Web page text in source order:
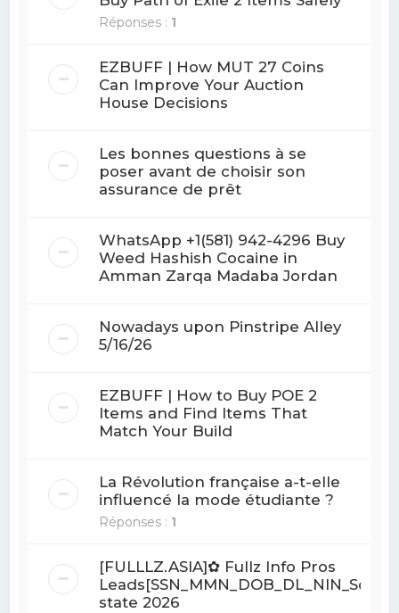
Réponses : 1
EZBUFF | How MUT 27 Coins
Can Improve Your Auction
House Decisions
Les bonnes questions à se
poser avant de choisir son
assurance de prêt
WhatsApp +1(581) 942-4296 Buy
Weed Hashish Cocaine in
Amman Zarqa Madaba Jordan
Nowadays upon Pinstripe Alley
5/16/26
EZBUFF | How to Buy POE 2
Items and Find Items That
Match Your Build
La Révolution française a-t-elle
influencé la mode étudiante ?
Réponses : 1
[FULLLZ.ASIA]✿ Fullz Info Pros
state 2026